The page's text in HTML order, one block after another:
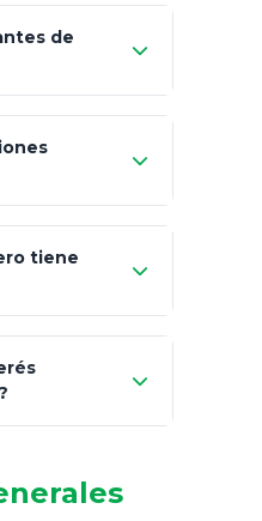
fondos)
de
100% a tus
tiene